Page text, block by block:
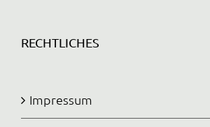
RECHTLICHES
Impressum